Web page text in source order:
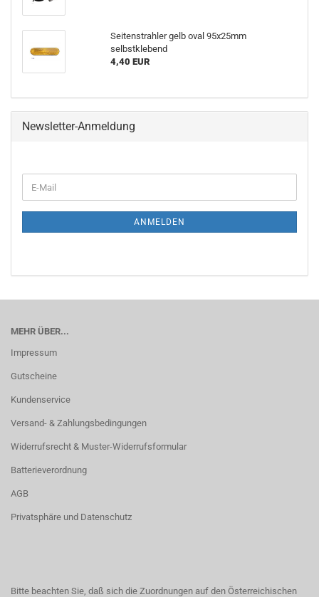
Seitenstrahler gelb oval 95x25mm
selbstklebend
4,40 EUR
Newsletter-Anmeldung
E-
Mail
ANMELDEN
MEHR ÜBER...
Impressum
Gutscheine
Kundenservice
Versand- & Zahlungsbedingungen
Widerrufsrecht & Muster-Widerrufsformular
Batterieverordnung
AGB
Privatsphäre und Datenschutz
Bitte beachten Sie, daß sich die Zuordnungen auf den Österreichischen